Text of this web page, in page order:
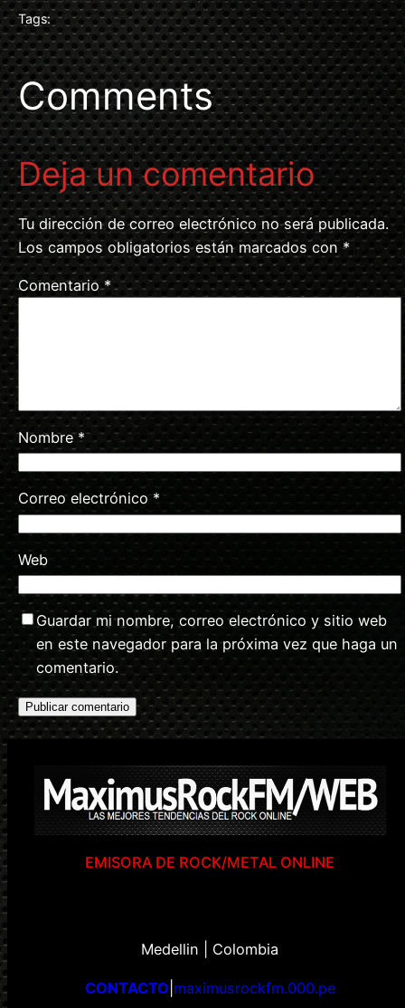
Tags:
Comments
Deja un comentario
Tu dirección de correo electrónico no será publicada.
Los campos obligatorios están marcados con*
Comentario*
Nombre*
Correo electrónico*
Web
Guardar mi nombre, correo electrónico y sitio web
en este navegador para la próxima vez que haga un
comentario.
EMISORA DE ROCK/METAL ONLINE
Medellin | Colombia
CONTACTO maximusrockfm.000.pe